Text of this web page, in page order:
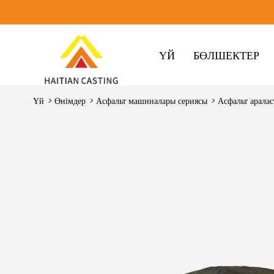
ҮЙ БӨЛШЕКТЕР
Үй > Өнімдер > Асфальт машиналары сериясы > Асфальт